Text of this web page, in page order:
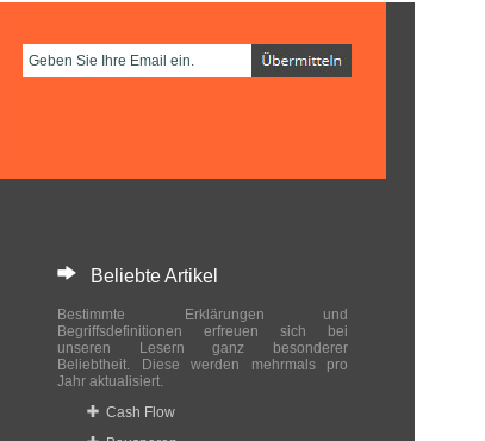
Beliebte Artikel
Bestimmte Erklärungen und
Begriffsdefinitionen erfreuen sich bei
unseren Lesern ganz besonderer
Beliebtheit. Diese werden mehrmals pro
Jahr aktualisiert.
Cash Flow